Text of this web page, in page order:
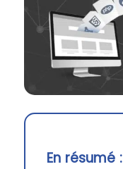
En résumé :